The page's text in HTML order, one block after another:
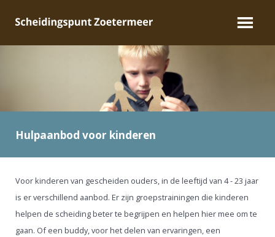
Hulpaanbod voor kinderen
Voor kinderen van gescheiden ouders, in de leeftijd van 4 - 23 jaar
is er verschillend aanbod. Er zijn groepstrainingen die kinderen
helpen de scheiding beter te begrijpen en helpen hier mee om te
gaan. Of een buddy, voor het delen van ervaringen, een